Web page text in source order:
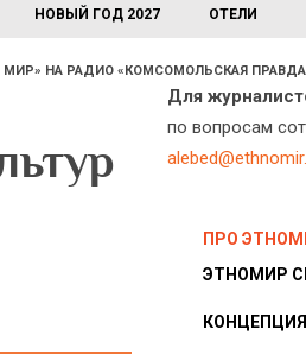
НОВЫЙ ГОД 2027 ОТЕЛИ
НА РАДИО «КОМСОМОЛЬСКАЯ
Для
по вопросам
ПРО
ЭТНОМИР